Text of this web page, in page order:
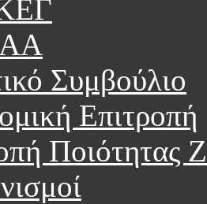
Συμβούλιο
Επιτροπή
Ποιότητας